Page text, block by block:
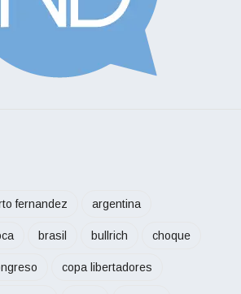
fernandez argentina
brasil bullrich choque
copa libertadores